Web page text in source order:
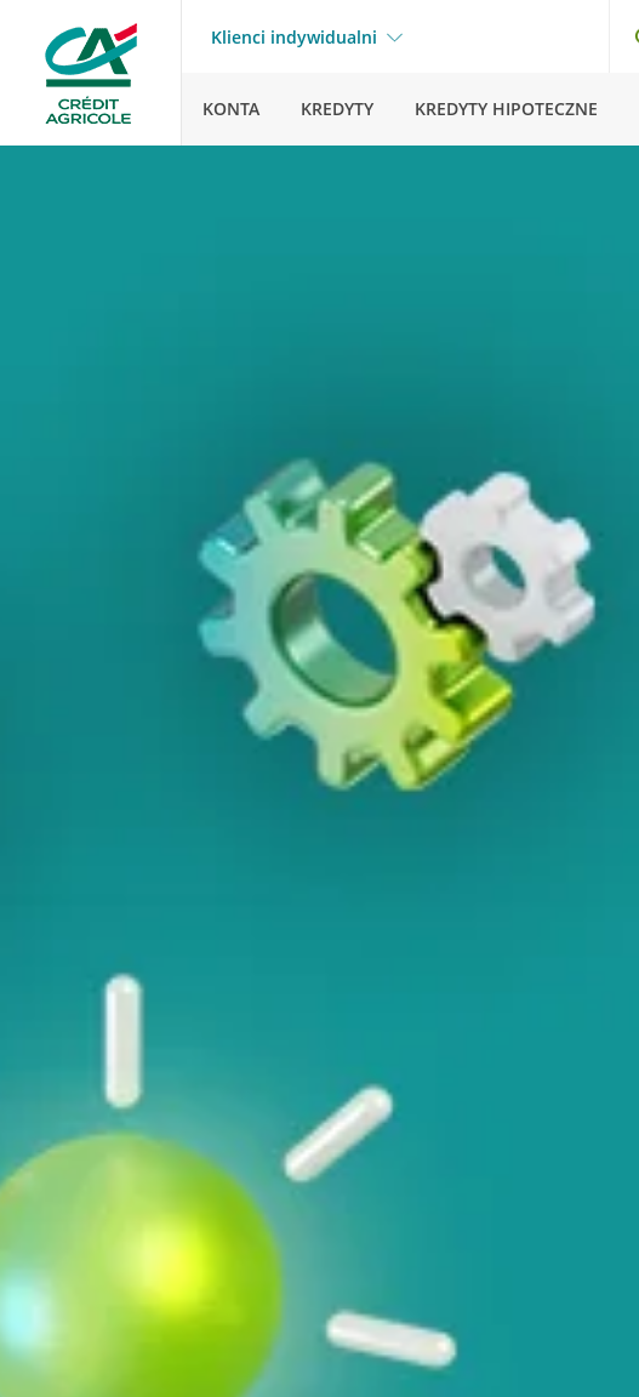
Klienci indywidualni
KONTA KREDYTY KREDYTY HIPOTECZNE